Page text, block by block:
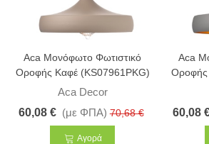
Aca Μονόφωτο Φωτιστικό
Οροφής Καφέ (KS07961PKG)
Aca Decor
60,08 € (με ΦΠΑ) 70,68 €
Αγορά
Aca
Οροφής
60,08